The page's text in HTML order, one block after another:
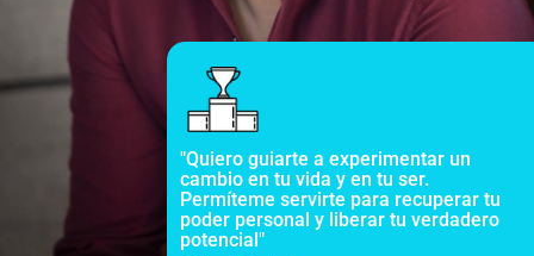
"Quiero guiarte a experimentar un
cambio en tu vida y en tu ser.
Permíteme servirte para recuperar tu
poder personal y liberar tu verdadero
potencial"